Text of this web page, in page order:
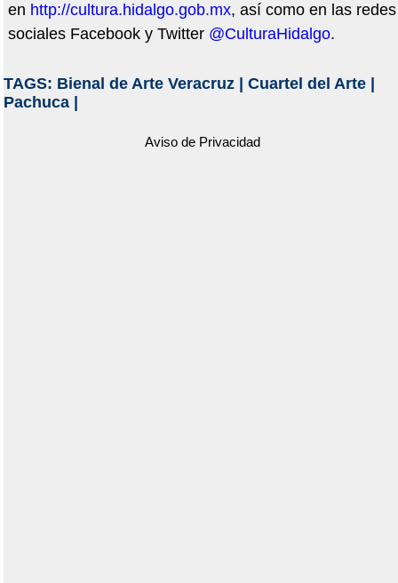
en http://cultura.hidalgo.gob.mx, así como en las redes
sociales Facebook y Twitter @CulturaHidalgo.
TAGS: Bienal de Arte Veracruz| Cuartel del Arte|
Pachuca|
Aviso de Privacidad